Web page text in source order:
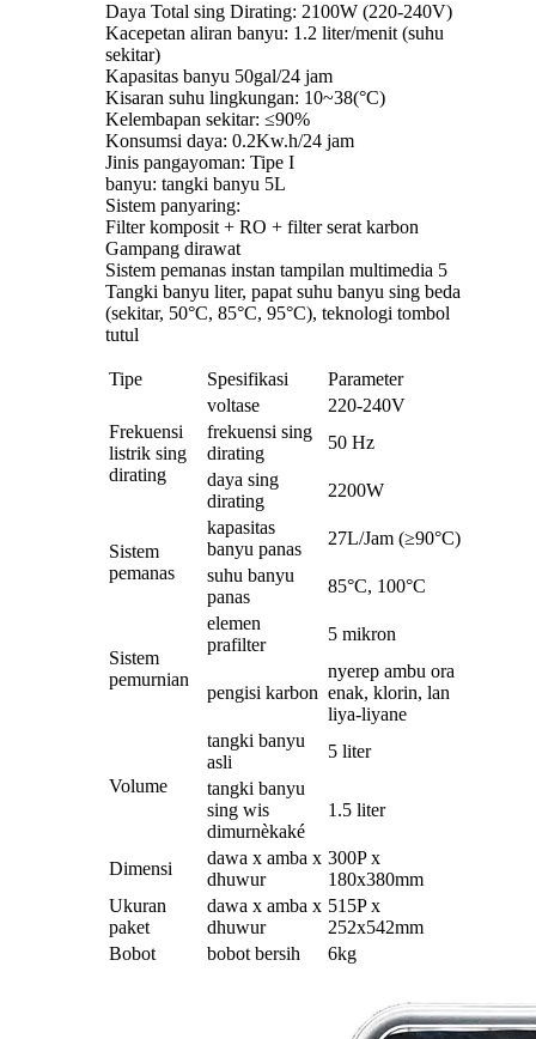
Daya Total sing Dirating: 2100W (220-240V)
Kacepetan aliran banyu: 1.2 liter/menit (suhu
sekitar)
Kapasitas banyu 50gal/24 jam
Kisaran suhu lingkungan: 10~38(°C)
Kelembapan sekitar: ≤90%
Konsumsi daya: 0.2Kw.h/24 jam
Jinis pangayoman: Tipe I
banyu: tangki banyu 5L
Sistem panyaring:
Filter komposit + RO + filter serat karbon
Gampang dirawat
Sistem pemanas instan tampilan multimedia 5
Tangki banyu liter, papat suhu banyu sing beda
(sekitar, 50°C, 85°C, 95°C), teknologi tombol
tutul
Tipe Spesifikasi Parameter
Frekuensi
listrik sing
dirating
voltase
220-240V
frekuensi sing
dirating
50 Hz
daya sing
dirating
2200W
Sistem
pemanas
kapasitas
banyu panas
27L/Jam (≥90°C)
suhu banyu
panas
85°C, 100°C
Sistem
pemurnian
elemen
prafilter
5 mikron
pengisi karbon
nyerep ambu ora
enak, klorin, lan
liya-liyane
Volume
tangki banyu
asli
5 liter
tangki banyu
sing wis
dimurnèkaké
1.5 liter
Dimensi
dawa x amba x
dhuwur
300P x
180x380mm
Ukuran
paket
dawa x amba x
dhuwur
515P x
252x542mm
Bobot
bobot bersih 6kg